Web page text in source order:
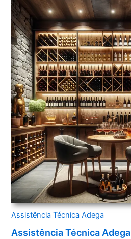
Assistência Técnica Adega
Assistência Técnica Adega